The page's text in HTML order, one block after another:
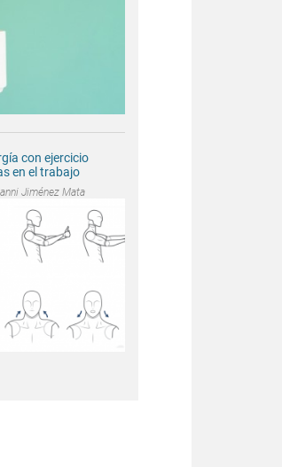
con ejercicio
en el trabajo
Jiménez Mata